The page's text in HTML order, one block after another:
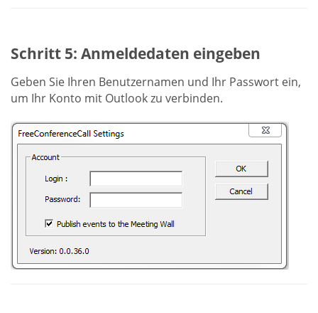
Schritt 5: Anmeldedaten eingeben
Geben Sie Ihren Benutzernamen und Ihr Passwort ein,
um Ihr Konto mit Outlook zu verbinden.